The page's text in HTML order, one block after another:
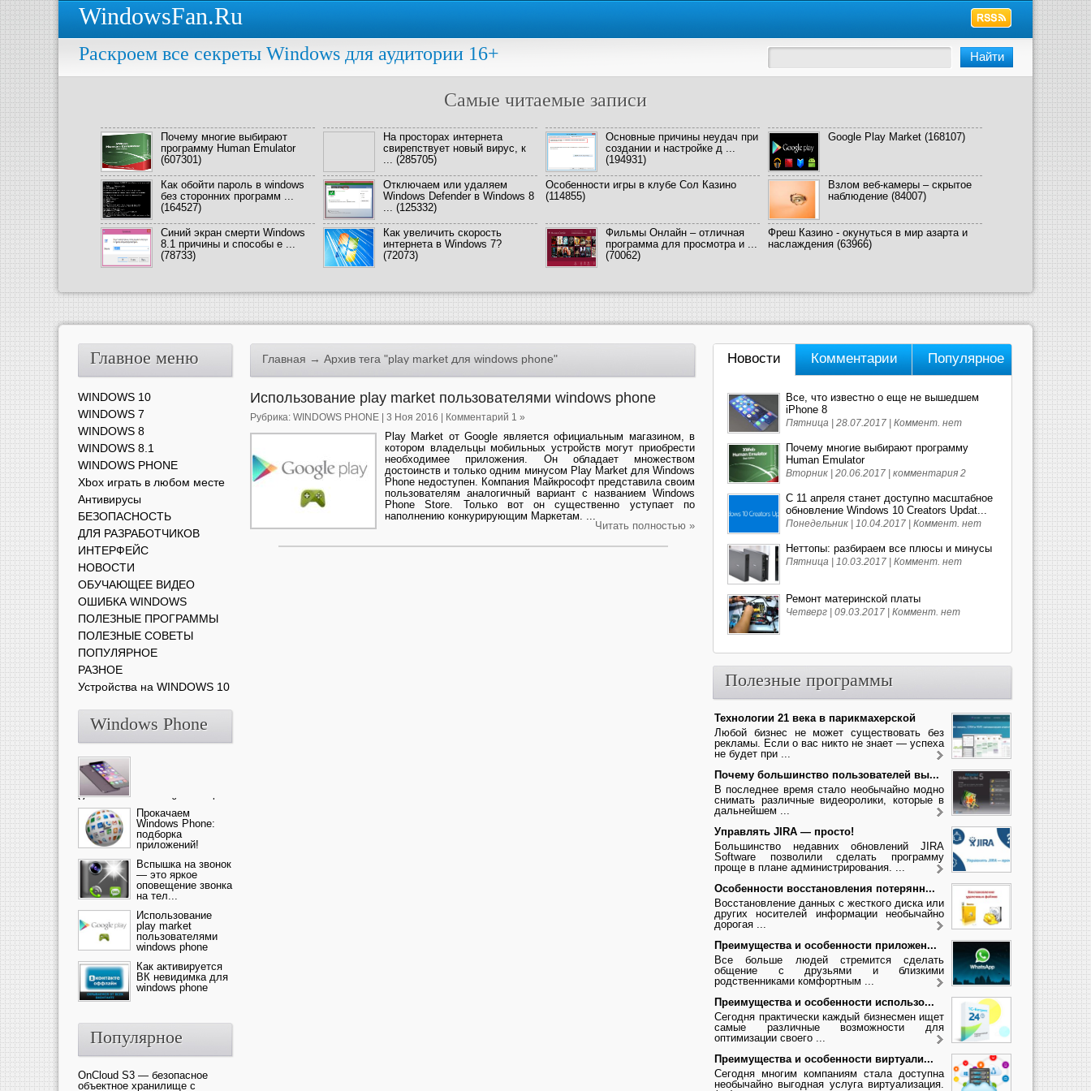
WindowsFan.Ru
Раскроем все секреты Windows для аудитории 16+
Самые читаемые записи
Почему многие выбирают
программу Human Emulator
(607301)
На просторах интернета
свирепствует новый вирус, к
... (285705)
Основные причины неудач при
создании и настройке д ...
(194931)
Google Play Market (168107)
Как обойти пароль в windows
без сторонних программ ...
(164527)
Отключаем или удаляем
Windows Defender в Windows 8
... (125332)
Особенности игры в клубе Сол Казино
(114855)
Взлом веб-камеры – скрытое
наблюдение (84007)
Синий экран смерти Windows
8.1 причины и способы е ...
(78733)
Как увеличить скорость
интернета в Windows 7?
(72073)
Фильмы Онлайн – отличная
программа для просмотра и ...
(70062)
Фреш Казино - окунуться в мир азарта и
наслаждения (63966)
Главная → Архив тега "play market для windows phone"
Использование play market пользователями windows phone
Рубрика: WINDOWS PHONE | 3 Ноя 2016 | Комментарий 1 »
Play Market от Google является официальным магазином, в
котором владельцы мобильных устройств могут приобрести
необходимее приложения. Он обладает множеством
достоинств и только одним минусом Play Market для Windows
Phone недоступен. Компания Майкрософт представила своим
пользователям аналогичный вариант с названием Windows
Phone Store. Только вот он существенно уступает по
наполнению конкурирующим Маркетам. ...
Читать полностью »
Главное меню
WINDOWS 10
WINDOWS 7
WINDOWS 8
WINDOWS 8.1
WINDOWS PHONE
Xbox играть в любом месте
Антивирусы
БЕЗОПАСНОСТЬ
ДЛЯ РАЗРАБОТЧИКОВ
ИНТЕРФЕЙС
НОВОСТИ
ОБУЧАЮЩЕЕ ВИДЕО
ОШИБКА WINDOWS
ПОЛЕЗНЫЕ ПРОГРАММЫ
ПОЛЕЗНЫЕ СОВЕТЫ
ПОПУЛЯРНОЕ
РАЗНОЕ
Устройства на WINDOWS 10
Windows Phone
Ультрасовременный смартфон
— это новика от компании Ap...
Прокачаем
Windows Phone:
подборка
приложений!
Вспышка на звонок
— это яркое
оповещение звонка
на тел...
Использование
play market
пользователями
windows phone
Как активируется
ВК невидимка для
windows phone
Популярное
OnCloud S3 — безопасное
объектное хранилище с
Новости Комментарии Популярное
Все, что известно о еще не вышедшем
iPhone 8
Пятница | 28.07.2017 | Коммент. нет
Почему многие выбирают программу
Human Emulator
Вторник | 20.06.2017 | комментария 2
С 11 апреля станет доступно масштабное
обновление Windows 10 Creators Updat...
Понедельник | 10.04.2017 | Коммент. нет
Неттопы: разбираем все плюсы и минусы
Пятница | 10.03.2017 | Коммент. нет
Ремонт материнской платы
Четверг | 09.03.2017 | Коммент. нет
Полезные программы
Технологии 21 века в парикмахерской
Любой бизнес не может существовать без
рекламы. Если о вас никто не знает — успеха
не будет при ...
Почему большинство пользователей вы...
В последнее время стало необычайно модно
снимать различные видеоролики, которые в
дальнейшем ...
Управлять JIRA — просто!
Большинство недавних обновлений JIRA
Software позволили сделать программу
проще в плане администрирования. ...
Особенности восстановления потерянн...
Восстановление данных с жесткого диска или
других носителей информации необычайно
дорогая ...
Преимущества и особенности приложен...
Все больше людей стремится сделать
общение с друзьями и близкими
родственниками комфортным ...
Преимущества и особенности использо...
Сегодня практически каждый бизнесмен ищет
самые различные возможности для
оптимизации своего ...
Преимущества и особенности виртуали...
Сегодня многим компаниям стала доступна
необычайно выгодная услуга виртуализация.